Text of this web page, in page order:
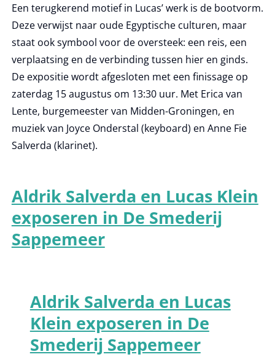
Een terugkerend motief in Lucas’ werk is de bootvorm.
Deze verwijst naar oude Egyptische culturen, maar
staat ook symbool voor de oversteek: een reis, een
verplaatsing en de verbinding tussen hier en ginds.
De expositie wordt afgesloten met een finissage op
zaterdag 15 augustus om 13:30 uur. Met Erica van
Lente, burgemeester van Midden-Groningen, en
muziek van Joyce Onderstal (keyboard) en Anne Fie
Salverda (klarinet).
Aldrik Salverda en Lucas Klein
exposeren in De Smederij
Sappemeer
Aldrik Salverda en Lucas
Klein exposeren in De
Smederij Sappemeer